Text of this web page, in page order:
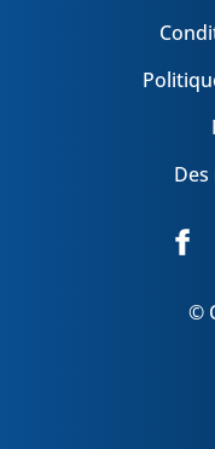
Des
©